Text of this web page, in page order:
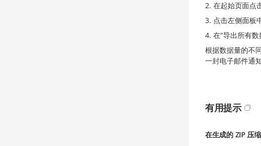
在起始页面点
点击左侧面板
在“导出所有
根据数据量的不
一封电子邮件通
有用提示
在生成的 ZIP 压